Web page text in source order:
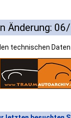
Änderung:
technischen